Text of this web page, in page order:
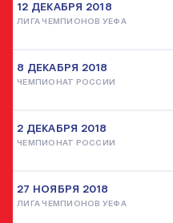
12 ДЕКАБРЯ 2018
ЛИГА ЧЕМПИОНОВ УЕФА
8 ДЕКАБРЯ 2018
ЧЕМПИОНАТ РОССИИ
2 ДЕКАБРЯ 2018
ЧЕМПИОНАТ РОССИИ
27 НОЯБРЯ 2018
ЛИГА ЧЕМПИОНОВ УЕФА